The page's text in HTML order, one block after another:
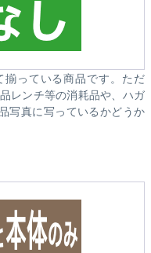
っている商品です。ただ
レンチ等の消耗品や、ハガ
写真に写っているかどうか